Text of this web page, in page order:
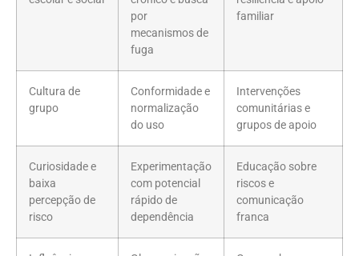
por
mecanismos de
fuga
familiar
Cultura de
grupo
Conformidade e
normalização
do uso
Intervenções
comunitárias e
grupos de apoio
Curiosidade e
baixa
percepção de
risco
Experimentação
com potencial
rápido de
dependência
Educação sobre
riscos e
comunicação
franca